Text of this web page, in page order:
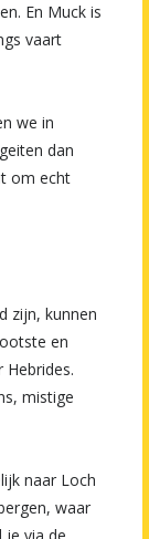
En Muck is
vaart
we in
dan
om echt
zijn, kunnen
en
Hebrides.
mistige
naar Loch
waar